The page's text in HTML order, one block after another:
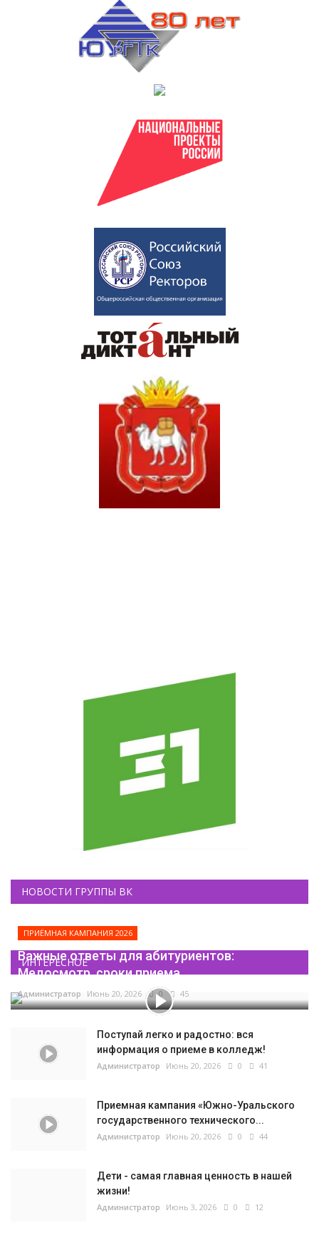
НОВОСТИ ГРУППЫ ВК
ИНТЕРЕСНОЕ
ПРИЁМНАЯ КАМПАНИЯ 2026
Важные ответы для абитуриентов:
Медосмотр, сроки приема...
Администратор Июнь 20, 2026 0 45
Поступай легко и радостно: вся
информация о приеме в колледж!
Администратор Июнь 20, 2026 0 41
Приемная кампания «Южно-Уральского
государственного технического...
Администратор Июнь 20, 2026 0 44
Дети - самая главная ценность в нашей
жизни!
Администратор Июнь 3, 2026 0 12